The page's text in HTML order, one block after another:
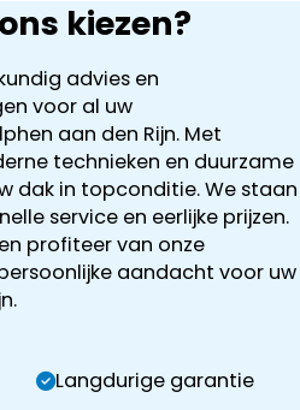
kiezen?
advies en
voor al uw
aan den Rijn. Met
technieken en duurzame
dak in topconditie. We staan
service en eerlijke prijzen.
profiteer van onze
aandacht voor uw
Langdurige garantie